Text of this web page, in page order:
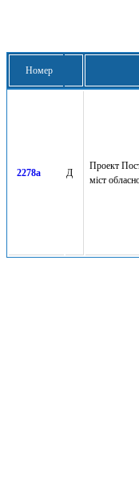
Номер
2278а Д
Проект
міст